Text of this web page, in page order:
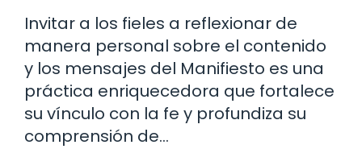
Invitar a los fieles a reflexionar de
manera personal sobre el contenido
y los mensajes del Manifiesto es una
práctica enriquecedora que fortalece
su vínculo con la fe y profundiza su
comprensión de…